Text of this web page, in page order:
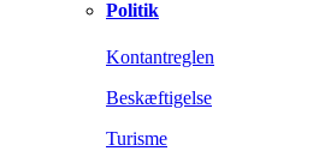
Politik
Kontantreglen
Beskæftigelse
Turisme